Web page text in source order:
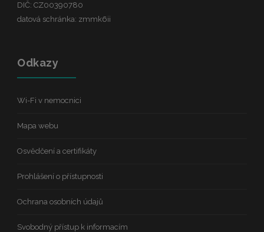
DIČ: CZ00390780
datová schránka: zmmk6ii
Odkazy
Wi-Fi v nemocnici
Mapa webu
Osvědčení a certifikáty
Prohlášení o přístupnosti
Ochrana osobních údajů
Svobodný přístup k informacím